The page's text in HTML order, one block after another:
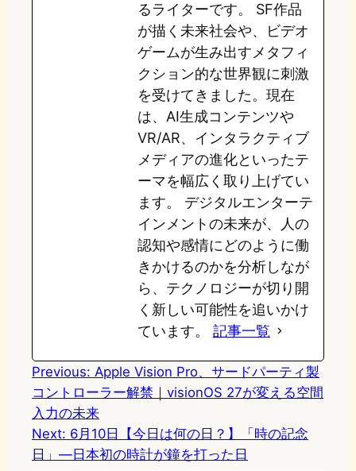
るライターです。 SF作品
が描く未来社会や、ビデオ
ゲームが生み出すメタフィ
クション的な世界観に刺激
を受けてきました。現在
は、AI生成コンテンツや
VR/AR、インタラクティブ
メディアの進化といったテ
ーマを幅広く取り上げてい
ます。 デジタルエンターテ
インメントの未来が、人の
認知や感情にどのように働
きかけるのかを分析しなが
ら、テクノロジーが切り開
く新しい可能性を追いかけ
ています。 記事一覧
Previous: Apple Vision Pro、サードパーティ製
コントローラー解禁｜visionOS 27が変える空間
入力の未来
Next: 6月10日【今日は何の日？】「時の記念
日」—日本初の時計が鐘を打った日